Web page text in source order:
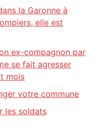
la Garonne à
elle est
ex-compagnon par
se fait agresser
mois
votre commune
les soldats